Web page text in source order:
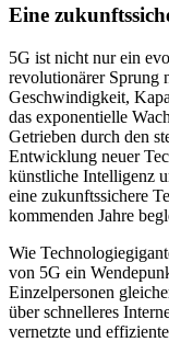
Eine
5G ist nicht nur ein
revolutionärer Sprung
Geschwindigkeit,
das exponentielle
Getrieben durch den
Entwicklung neuer
künstliche Intelligenz
eine zukunftssichere
kommenden Jahre
Wie
von 5G ein
Einzelpersonen
über schnelleres
vernetzte und